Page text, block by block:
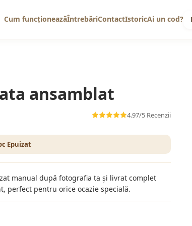
Cum funcționeazăÎntrebăriContactIstoricAi un cod?
ansamblat
4.97/5 Recenzii
Epuizat
manual după fotografia ta și livrat complet
perfect pentru orice ocazie specială.